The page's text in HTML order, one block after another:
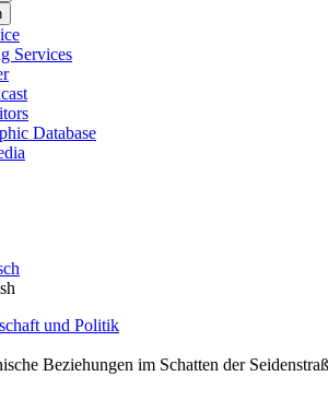
Services
Database
und Politik
Beziehungen im Schatten der